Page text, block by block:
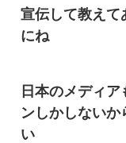
宣伝して教えて
にね
日本のメディ
ンしかしない
い